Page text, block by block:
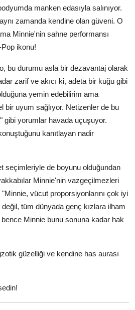
manken edasıyla salınıyor.
zamanda kendine olan güveni. O
Minnie'nin sahne performansı
ikonu!
bu durumu asla bir dezavantaj olarak
zarif ve akıcı ki, adeta bir kuğu gibi
yemin edebilirim ama
bir uyum sağlıyor. Netizenler de bu
gibi yorumlar havada uçuşuyor.
kanıtlayan nadir
seçimleriyle de boyunu olduğundan
Minnie'nin vazgeçilmezleri
vücut proporsiyonlarını çok iyi
tüm dünyada genç kızlara ilham
Minnie bunu sonuna kadar hak
güzelliği ve kendine has aurası